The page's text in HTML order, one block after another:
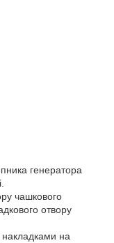
генератора
чашкового
отвору
накладками на